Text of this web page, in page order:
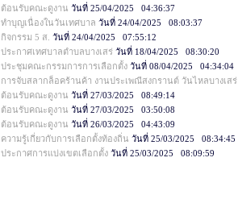
ต้อนรับคณะดูงาน วันที่ 25/04/2025 04:36:37
ทำบุญเนื่องในวันเทศบาล วันที่ 24/04/2025 08:03:37
กิจกรรม 5 ส. วันที่ 24/04/2025 07:55:12
ประกาศเทศบาลตำบลบางเสร่ วันที่ 18/04/2025 08:30:20
ประชุมคณะกรรมการการเลือกตั้ง วันที่ 08/04/2025 04:34:04
การจับสลากล็อคร้านค้า งานประเพณีสงกรานต์ วันไหลบางเสร่
ต้อนรับคณะดูงาน วันที่ 27/03/2025 08:49:14
ต้อนรับคณะดูงาน วันที่ 27/03/2025 03:50:08
ต้อนรับคณะดูงาน วันที่ 26/03/2025 04:43:09
ความรู้เกี่ยวกับการเลือกตั้งท้องถิ่น วันที่ 25/03/2025 08:34:45
ประกาศการแบ่งเขตเลือกตั้ง วันที่ 25/03/2025 08:09:59